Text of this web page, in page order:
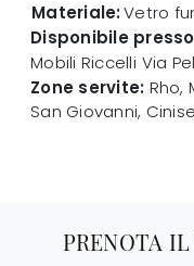
Materiale:Vetro
Disponibile
Mobili Riccelli Via
Zone servite: Rho,
San Giovanni,
PRENOTA